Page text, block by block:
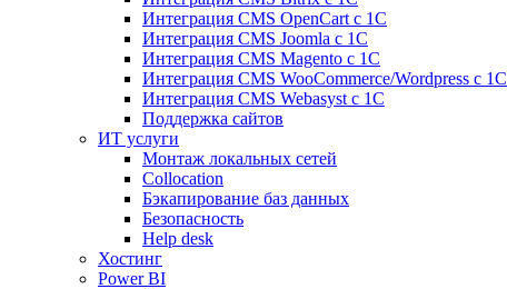
Интеграция CMS OpenCart с 1С
Интеграция CMS Joomla с 1С
Интеграция CMS Magento с 1С
Интеграция CMS WooCommerce/Wordpress с 1С
Интеграция CMS Webasyst с 1С
Поддержка сайтов
ИТ услуги
Монтаж локальных сетей
Collocation
Бэкапирование баз данных
Безопасность
Help desk
Хостинг
Power BI